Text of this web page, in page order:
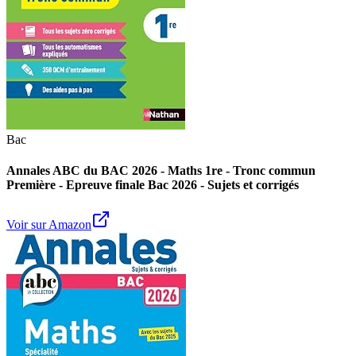
Bac
Annales ABC du BAC 2026 - Maths 1re - Tronc commun
Première - Epreuve finale Bac 2026 - Sujets et corrigés
Voir sur Amazon